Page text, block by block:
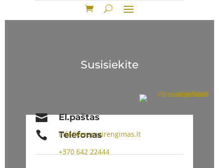
Susisiekite
 Telefonas
+370642 22444
 El.paštas
info@terasosirengimas.lt